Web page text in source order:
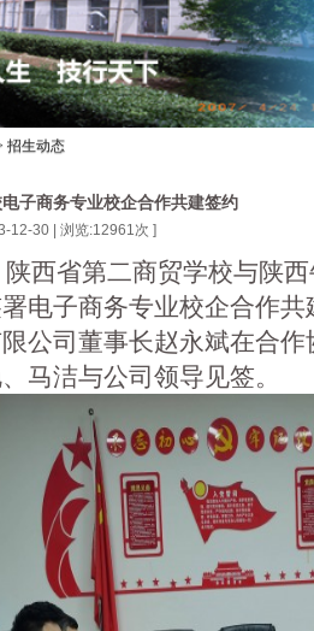
招生动态
子商务专业校企合作共建签约
12-30 | 浏览:12961次 ]
西省第二商贸学校与陕
电子商务专业校企合作
公司 董事长赵永斌在合
马洁与公司领导见签。